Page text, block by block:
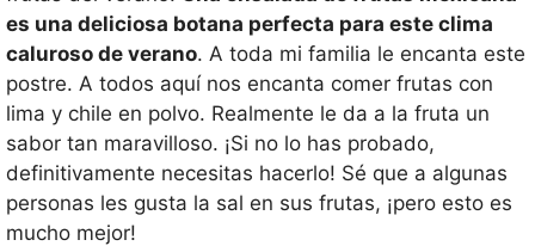
es una deliciosa botana perfecta para este clima
caluroso de verano. A toda mi familia le encanta este
postre. A todos aquí nos encanta comer frutas con
lima y chile en polvo. Realmente le da a la fruta un
sabor tan maravilloso. ¡Si no lo has probado,
definitivamente necesitas hacerlo! Sé que a algunas
personas les gusta la sal en sus frutas, ¡pero esto es
mucho mejor!